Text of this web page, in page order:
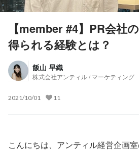
【member #4】PR会社
得られる経験とは？
飯山 早織
株式会社アンティル / マーケティング
2021/10/01 11
こんにちは、アンティル経営企画室